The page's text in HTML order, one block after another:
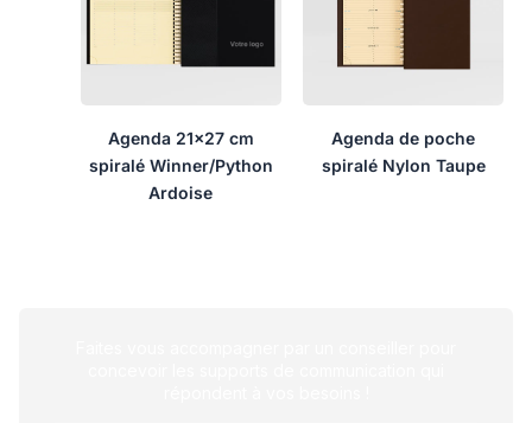
Agenda 21×27 cm
spiralé Winner/Python
Ardoise
Agenda de poche
spiralé Nylon Taupe